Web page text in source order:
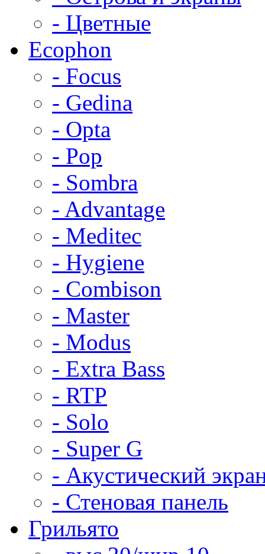
- Цветные
Ecophon
- Focus
- Gedina
- Opta
- Pop
- Sombra
- Advantage
- Meditec
- Hygiene
- Combison
- Master
- Modus
- Extra Bass
- RTP
- Solo
- Super G
- Акустический
- Стеновая панель
Грильято